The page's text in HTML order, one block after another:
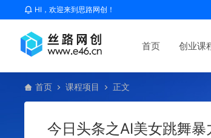
HI，欢迎来到思路网创！
首页 创业课
首页 课程项目 正文
今日头条之AI美女跳舞暴